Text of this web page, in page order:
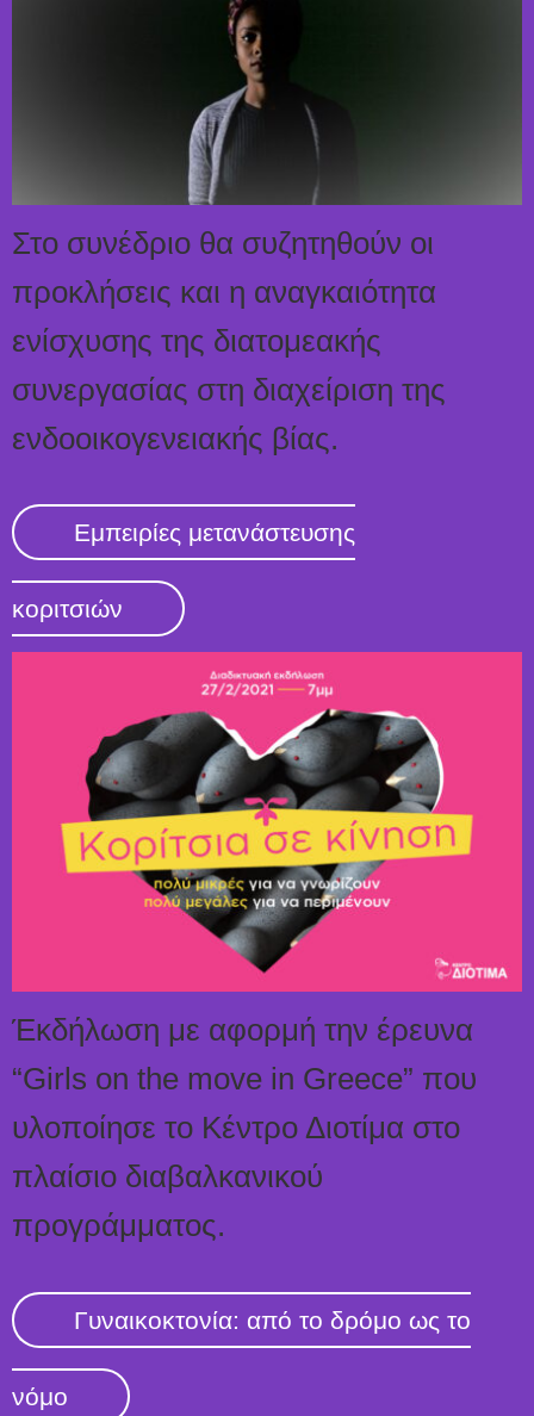
Στο συνέδριο θα συζητηθούν οι
προκλήσεις και η αναγκαιότητα
ενίσχυσης της διατομεακής
συνεργασίας στη διαχείριση της
ενδοοικογενειακής βίας.
Εμπειρίες μετανάστευσης
κοριτσιών
Έκδήλωση με αφορμή την έρευνα
“Girls on the move in Greece” που
υλοποίησε το Κέντρο Διοτίμα στο
πλαίσιο διαβαλκανικού
προγράμματος.
Γυναικοκτονία: από το δρόμο ως το
νόμο